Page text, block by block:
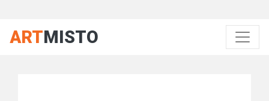
ARTMISTO